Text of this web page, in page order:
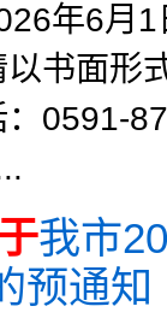
年6月
书面形
0591-
我市
预通知